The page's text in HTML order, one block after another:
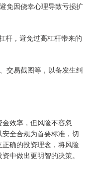
免因侥幸心理导致亏损扩
杆，避免过高杠杆带来的
交易截图等，以备发生纠
效率，但风险不容忽
全合规为首要标准，切
确的投资理念，将风险
中做出更明智的决策。